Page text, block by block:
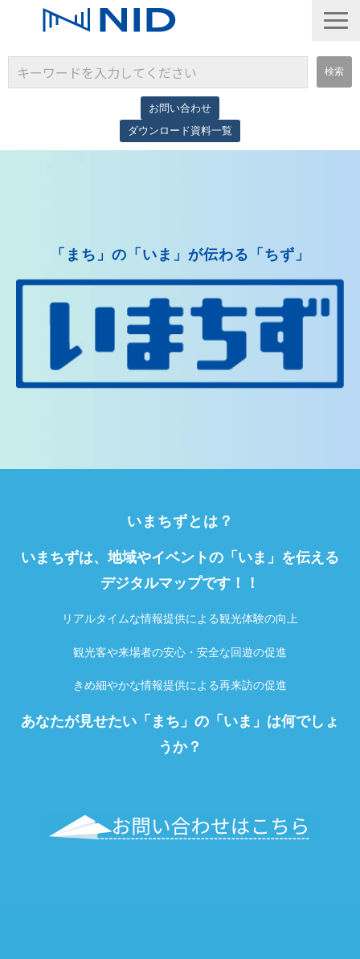
お問い合わせ
ダウンロード資料一覧
「まち」の「いま」が伝わる「ちず」
いまちずとは？
いまちずは、地域やイベントの「いま」を伝える
デジタルマップです！！
リアルタイムな情報提供による観光体験の向上
観光客や来場者の安心・安全な回遊の促進
きめ細やかな情報提供による再来訪の促進
あなたが見せたい「まち」の「いま」は何でしょ
うか？